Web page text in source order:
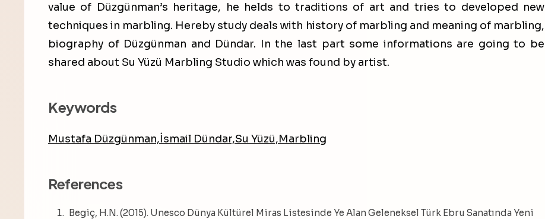
value of Düzgünman’s heritage, he helds to traditions of art and tries to developed new
techniques in marbling. Hereby study deals with history of marbling and meaning of marbling,
biography of Düzgünman and Dündar. In the last part some informations are going to be
shared about Su Yüzü Marbling Studio which was found by artist.
Keywords
Mustafa Düzgünman,İsmail Dündar,Su Yüzü,Marbling
References
Begiç, H.N. (2015). Unesco Dünya Kültürel Miras Listesinde Ye Alan Geleneksel Türk Ebru Sanatında Yeni